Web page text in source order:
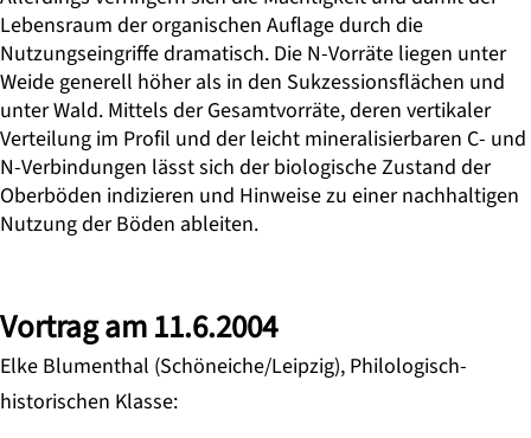
Lebensraum der organischen Auflage durch die
Nutzungseingriffe dramatisch. Die N-Vorräte liegen unter
Weide generell höher als in den Sukzessionsflächen und
unter Wald. Mittels der Gesamtvorräte, deren vertikaler
Verteilung im Profil und der leicht mineralisierbaren C- und
N-Verbindungen lässt sich der biologische Zustand der
Oberböden indizieren und Hinweise zu einer nachhaltigen
Nutzung der Böden ableiten.
Vortrag am 11.6.2004
Elke Blumenthal (Schöneiche/Leipzig), Philologisch-
historischen Klasse: